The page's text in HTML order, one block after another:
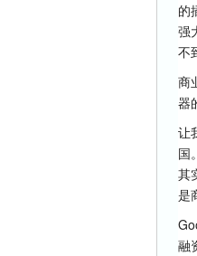
的
强
不
商
器
让
国
其
是
融